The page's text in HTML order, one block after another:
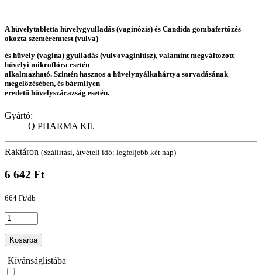
A hüvelytabletta hüvelygyulladás (vaginózis) és Candida gombafertőzés
okozta szeméremtest (vulva)
és hüvely (vagina) gyulladás (vulvovaginitisz), valamint megváltozott
hüvelyi mikroflóra esetén
alkalmazható. Szintén hasznos a hüvelynyálkahártya sorvadásának
megelőzésében, és bármilyen
eredetű hüvelyszárazság esetén.
Gyártó:
Q PHARMA Kft.
Raktáron (Szállítási, átvételi idő: legfeljebb két nap)
6 642 Ft
664 Ft/db
Kosárba
Kívánságlistába